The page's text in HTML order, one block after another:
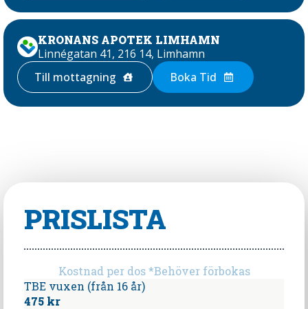
KRONANS APOTEK LIMHAMN
Linnégatan 41, 216 14, Limhamn
Till mottagning
Boka Tid
PRISLISTA
Kostnad per dos *Behöver förbokas
TBE vuxen (från 16 år)
475 kr